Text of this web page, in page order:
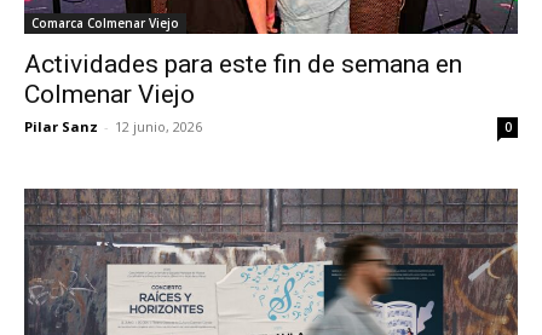
Comarca Colmenar Viejo
Actividades para este fin de semana en
Colmenar Viejo
Pilar Sanz - 12 junio, 2026 0